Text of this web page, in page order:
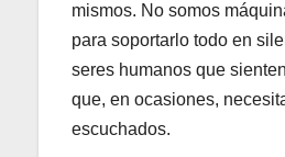
mismos. No somos
para soportarlo todo en
seres humanos que
que, en ocasiones,
escuchados.